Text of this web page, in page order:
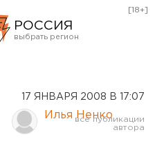
РОССИЯ
Курган
Оренбург
[18+]
17 ЯНВАРЯ 2008 В 17:07
Илья Ненко